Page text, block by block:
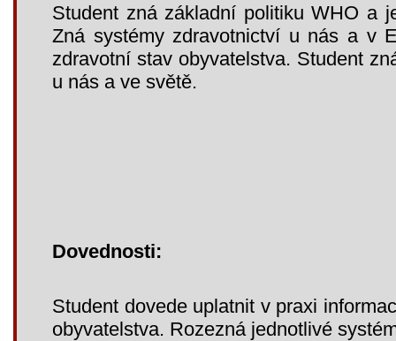
Student zná základní politiku WHO
Zná systémy zdravotnictví u nás a v
zdravotní stav obyvatelstva. Student
u nás a ve světě.
Dovednosti:
Student dovede uplatnit v praxi
obyvatelstva. Rozezná jednotlivé